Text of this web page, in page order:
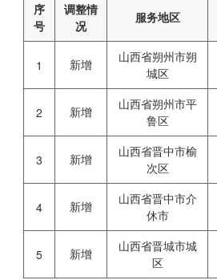
序
号
调整情
况
服务地区
1 新增
山西省朔州市朔
城区
2 新增
山西省朔州市平
鲁区
3 新增
山西省晋中市榆
次区
4 新增
山西省晋中市介
休市
5 新增
山西省晋城市城
区